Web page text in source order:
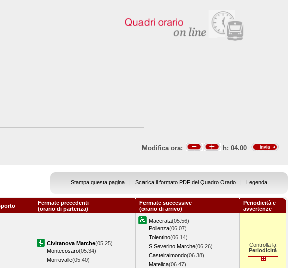
Modifica ora: h: 04.00
Stampa questa pagina | Scarica il formato PDF del Quadro Orario | Legenda
Fermate precedenti
(orario di partenza)
Fermate successive
(orario di arrivo)
Periodicità e
avvertenze
Civitanova Marche(05.25)
Montecosaro(05.34)
Morrovalle(05.40)
Macerata(05.56)
Pollenza(06.07)
Tolentino(06.14)
S.Severino Marche(06.26)
Castelraimondo(06.38)
Matelica(06.47)
Controlla la
Periodicità